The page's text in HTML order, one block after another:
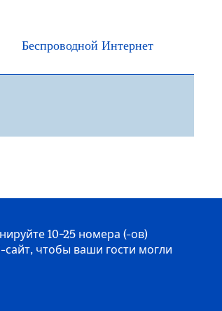
Беспроводной Интернет
10−25 номера (-ов)
чтобы ваши гости могли